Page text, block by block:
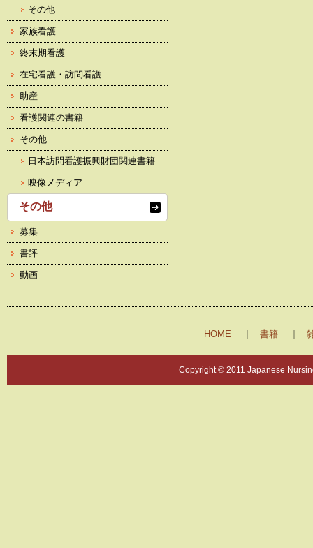
その他
家族看護
終末期看護
在宅看護・訪問看護
助産
看護関連の書籍
その他
日本訪問看護振興財団関連書籍
映像メディア
その他
募集
書評
動画
HOME 書籍
Copyright © 2011 Japanese